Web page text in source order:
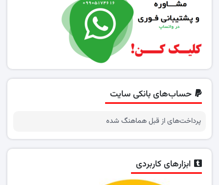
حساب‌های بانکی سایت
پرداخت‌های از قبل هماهنگ شده
ابزارهای کاربردی